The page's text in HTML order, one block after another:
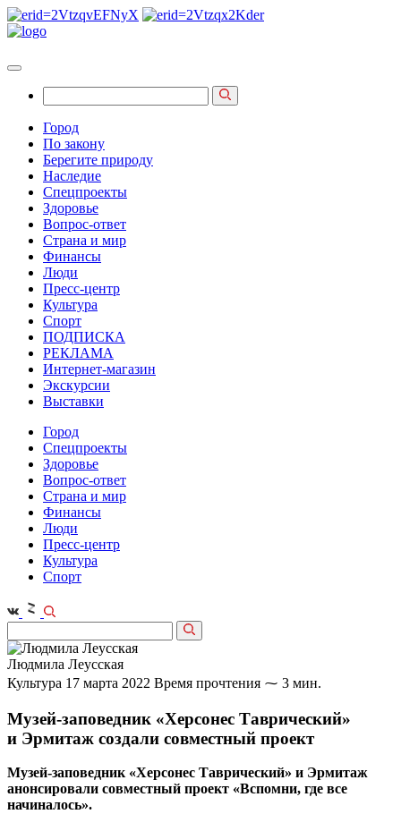
Город
По закону
Берегите природу
Наследие
Спецпроекты
Здоровье
Вопрос-ответ
Страна и мир
Финансы
Люди
Пресс-центр
Культура
Спорт
ПОДПИСКА
РЕКЛАМА
Интернет-магазин
Экскурсии
Выставки
Город
Спецпроекты
Здоровье
Вопрос-ответ
Страна и мир
Финансы
Люди
Пресс-центр
Культура
Спорт
Людмила Леусская
Культура 17 марта 2022 Время прочтения ⁓ 3 мин.
Музей-заповедник «Херсонес Таврический»
и Эрмитаж создали совместный проект
Музей-заповедник «Херсонес Таврический» и Эрмитаж
анонсировали совместный проект «Вспомни, где все
начиналось».